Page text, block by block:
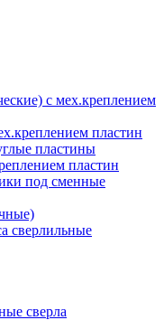
с мех.креплением
пластин
пластины
пластин
под сменные
сверлильные
сверла